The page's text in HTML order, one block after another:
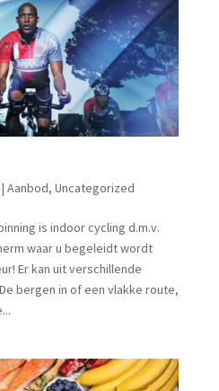
Aanbod, Uncategorized
is indoor cycling d.m.v.
waar u begeleidt wordt
Er kan uit verschillende
bergen in of een vlakke route,